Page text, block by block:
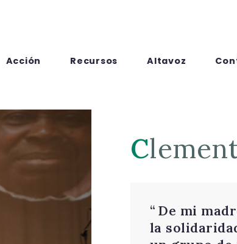
Acción Recursos Altavoz
De mi
la